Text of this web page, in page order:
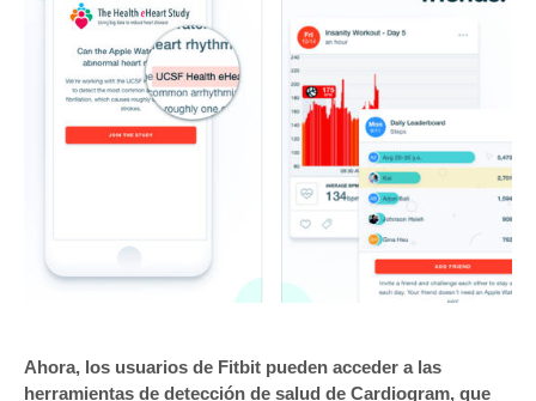
Ahora, los usuarios de Fitbit pueden acceder a las
herramientas de detección de salud de Cardiogram, que